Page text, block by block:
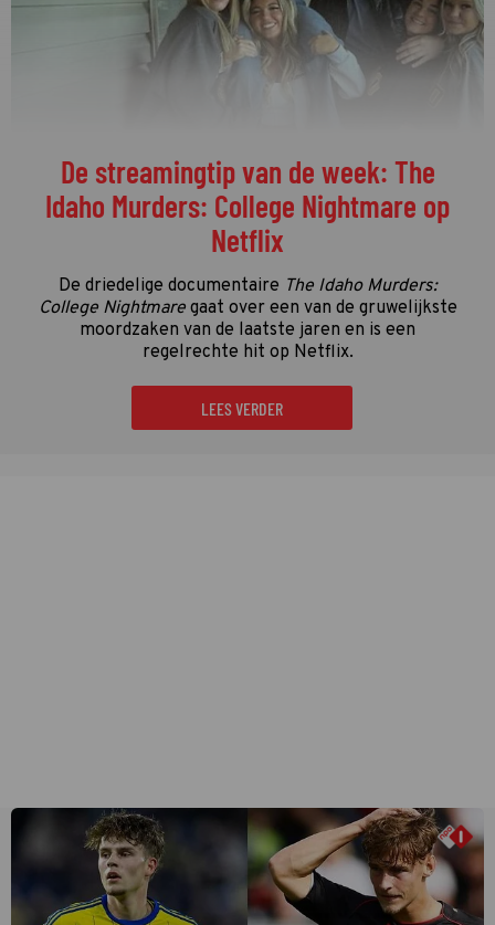
De streamingtip van de week: The
Idaho Murders: College Nightmare op
Netflix
De driedelige documentaire The Idaho Murders:
College Nightmaregaat over een van de gruwelijkste
moordzaken van de laatste jaren en is een
regelrechte hit op Netflix.
LEES VERDER